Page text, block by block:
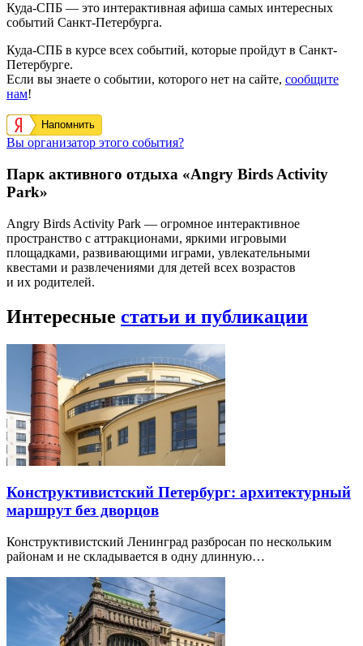
Куда-СПБ — это интерактивная афиша самых интересных
событий Санкт-Петербурга.
Куда-СПБ в курсе всех событий, которые пройдут в Санкт-
Петербурге.
Если вы знаете о событии, которого нет на сайте, сообщите
нам!
Напомнить
Вы организатор этого события?
Парк активного отдыха «Angry Birds Activity
Park»
Angry Birds Activity Park — огромное интерактивное
пространство с аттракционами, яркими игровыми
площадками, развивающими играми, увлекательными
квестами и развлечениями для детей всех возрастов
и их родителей.
Интересные статьи и публикации
Конструктивистский Петербург: архитектурный
маршрут без дворцов
Конструктивистский Ленинград разбросан по нескольким
районам и не складывается в одну длинную…